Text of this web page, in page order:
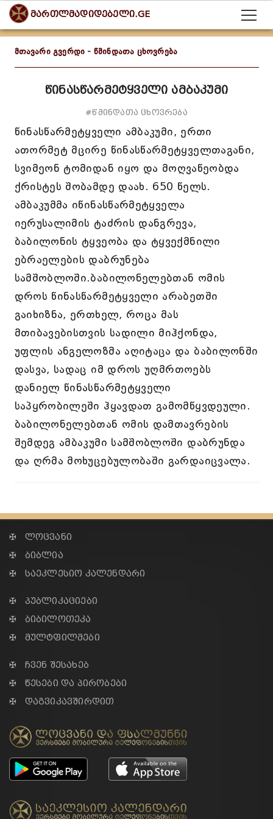
მართლმადიდებელი.GE
მთავარი გვერდი - წმინდათა ცხოვრება
წინასწარმეტყველი ამბაკუმი
#წმინდათა ცხოვრება
წინასწარმეტყველი ამბაკუმი, ერთი
ათორმეტ მცირე წინასწარმეტყველთაგანი,
სვიმეონ ტომიდან იყო და მოღვაწეობდა
ქრისტეს შობამდე დაახ. 650 წელს.
ამბაკუმმა იწინასწარმეტყველა
იერუსალიმის ტაძრის დანგრევა,
ბაბილონის ტყვეობა და ტყვექმნილი
ებრაელების დაბრუნება
სამშობლოში.ბაბილონელებთან ომის
დროს წინასწარმეტყველი არაბეთში
გაიხიზნა, ერთხელ, როცა მას
მთიბავებისთვის სადილი მიჰქონდა,
უფლის ანგელოზმა აღიტაცა და ბაბილონში
დასვა, სადაც იმ დროს უღმრთოებს
დანიელ წინასწარმეტყველი
საპყრობილეში ჰყავდათ გამომწყვდეული.
ბაბილონელებთან ომის დამთავრების
შემდეგ ამბაკუმი სამშობლოში დაბრუნდა
და ღრმა მოხუცებულობაში გარდაიცვალა.
✠ ლოცვანი
✠ ბიბლია
✠ საეკლესიო კალენდარი
✠ პუბლიკაციები
✠ ბიბილოთეკა
✠ მულტფილმები
✠ ჩვენ შესახებ
✠ წესები და პირობები
✠ დაგვიკავშირდით